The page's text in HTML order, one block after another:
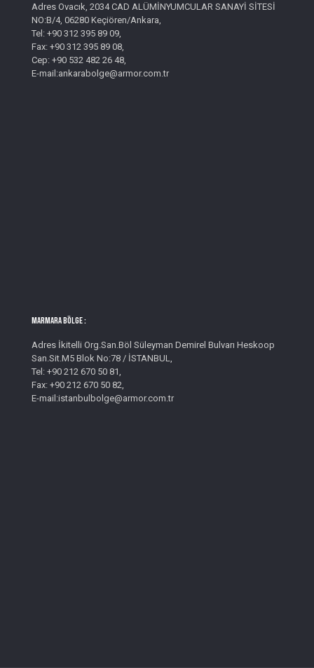
Adres Ovacık, 2034 CAD ALÜMİNYUMCULAR SANAYİ SİTESİ
NO:B/4, 06280 Keçiören/Ankara,
Tel: +90 312 395 89 09,
Fax: +90 312 395 89 08,
Cep: +90 532 482 26 48,
E-mail:ankarabolge@armor.com.tr
MARMARA BÖLGE :
Adres İkitelli Org.San.Böl Süleyman Demirel Bulvarı Heskoop
San.Sit.M5 Blok No:78 / İSTANBUL,
Tel: +90 212 670 50 81,
Fax: +90 212 670 50 82,
E-mail:istanbulbolge@armor.com.tr